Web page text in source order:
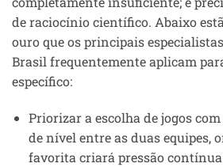
de raciocínio científico. Abaixo
ouro que os principais
Brasil frequentemente aplicam
específico:
Priorizar a escolha de jogos
de nível entre as duas equipes,
favorita criará pressão